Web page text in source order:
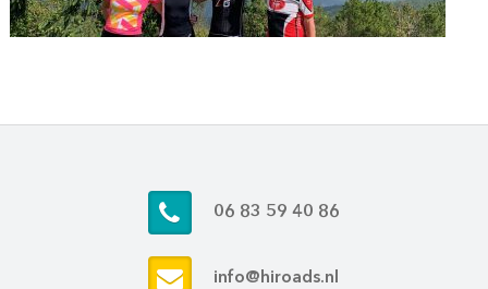
06 83 59 40 86
info@hiroads.nl